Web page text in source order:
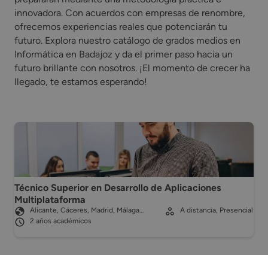
innovadora. Con acuerdos con empresas de renombre,
ofrecemos experiencias reales que potenciarán tu
futuro. Explora nuestro catálogo de grados medios en
Informática en Badajoz y da el primer paso hacia un
futuro brillante con nosotros. ¡El momento de crecer ha
llegado, te estamos esperando!
Técnico Superior en Desarrollo de Aplicaciones
Multiplataforma
Alicante, Cáceres, Madrid, Málaga…
2 años académicos
A distancia, Presencial